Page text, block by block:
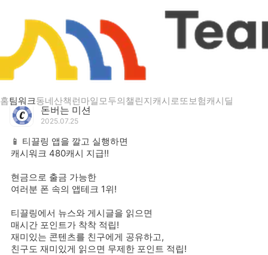
홈팀워크동네산책 런마일모두의챌린지캐시로또보험캐시딜
게시글 상세
📱 티끌링 앱을 깔고 실행하면
돈버는 미션
2025.07.25
📱 티끌링 앱을 깔고 실행하면
캐시워크 480캐시 지급!!
현금으로 출금 가능한
여러분 폰 속의 앱테크 1위!
티끌링에서 뉴스와 게시글을 읽으면
매시간 포인트가 착착 적립!
재미있는 콘텐츠를 친구에게 공유하고,
친구도 재미있게 읽으면 무제한 포인트 적립!